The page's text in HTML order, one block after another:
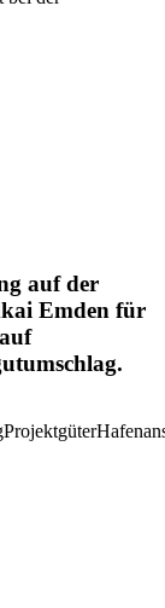
auf der
Emden für
Projektgüter